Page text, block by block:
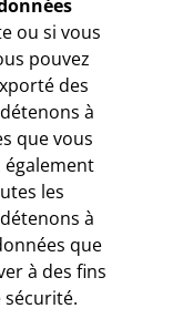
ou si vous
pouvez
des
à
que vous
également
les
à
que
à des fins